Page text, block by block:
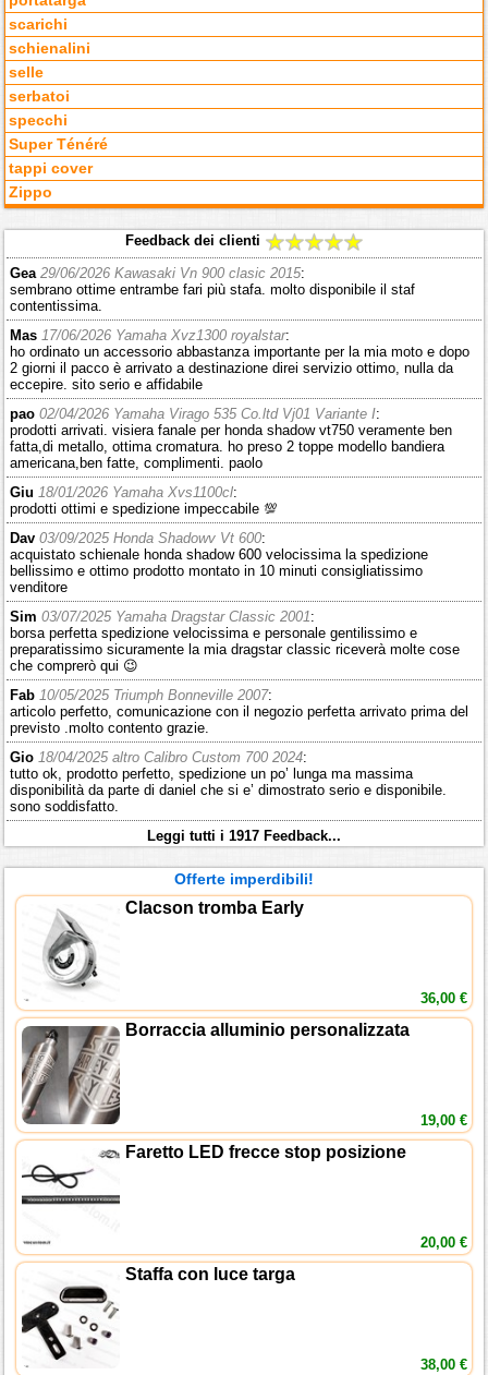
scarichi
schienalini
selle
serbatoi
specchi
Super Ténéré
tappi cover
Zippo
Feedback dei clienti
Gea 29/06/2026 Kawasaki Vn 900 clasic 2015:
sembrano ottime entrambe fari più stafa. molto disponibile il staf
contentissima.
Mas 17/06/2026 Yamaha Xvz1300 royalstar:
ho ordinato un accessorio abbastanza importante per la mia moto e dopo
2 giorni il pacco è arrivato a destinazione direi servizio ottimo, nulla da
eccepire. sito serio e affidabile
pao 02/04/2026 Yamaha Virago 535 Co.ltd Vj01 Variante I:
prodotti arrivati. visiera fanale per honda shadow vt750 veramente ben
fatta,di metallo, ottima cromatura. ho preso 2 toppe modello bandiera
americana,ben fatte, complimenti. paolo
Giu 18/01/2026 Yamaha Xvs1100cl:
prodotti ottimi e spedizione impeccabile 💯
Dav 03/09/2025 Honda Shadowv Vt 600:
acquistato schienale honda shadow 600 velocissima la spedizione
bellissimo e ottimo prodotto montato in 10 minuti consigliatissimo
venditore
Sim 03/07/2025 Yamaha Dragstar Classic 2001:
borsa perfetta spedizione velocissima e personale gentilissimo e
preparatissimo sicuramente la mia dragstar classic riceverà molte cose
che comprerò qui 😉
Fab 10/05/2025 Triumph Bonneville 2007:
articolo perfetto, comunicazione con il negozio perfetta arrivato prima del
previsto .molto contento grazie.
Gio 18/04/2025 altro Calibro Custom 700 2024:
tutto ok, prodotto perfetto, spedizione un po’ lunga ma massima
disponibilità da parte di daniel che si e’ dimostrato serio e disponibile.
sono soddisfatto.
Leggi tutti i 1917 Feedback...
Offerte imperdibili!
Clacson tromba Early
36,00 €
Borraccia alluminio personalizzata
19,00 €
Faretto LED frecce stop posizione
20,00 €
Staffa con luce targa
38,00 €